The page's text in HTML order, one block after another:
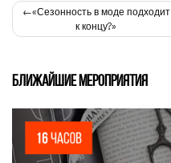
Навигация
по
«Сезонность в моде подходит
к концу?»
БЛИЖАЙШИЕ МЕРОПРИЯТИЯ